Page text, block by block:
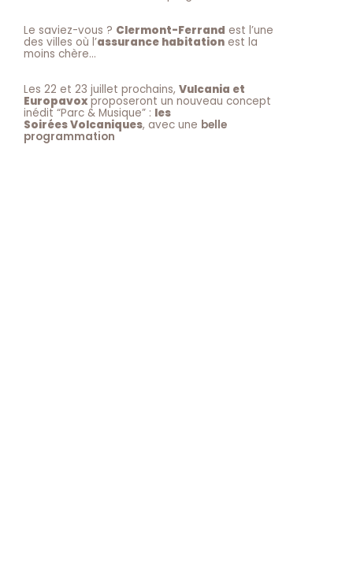
Le saviez-vous ? Clermont-Ferrand est l’une
des villes où l’assurance habitation est la
moins chère…
Les 22 et 23 juillet prochains, Vulcania et
Europavox proposeront un nouveau concept
inédit “Parc & Musique” : les
Soirées Volcaniques, avec une belle
programmation